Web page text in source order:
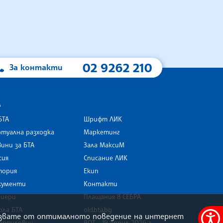
За контакти 02 9262 210
разходка
за БТА
БТА
Шрифт ЛИК
Маркетинг
Зала МаксиМ
Списание ЛИК
Екип
Контакти
Плащания в СЕБРА
old.bta.bg
от оптималното поведение на интернет